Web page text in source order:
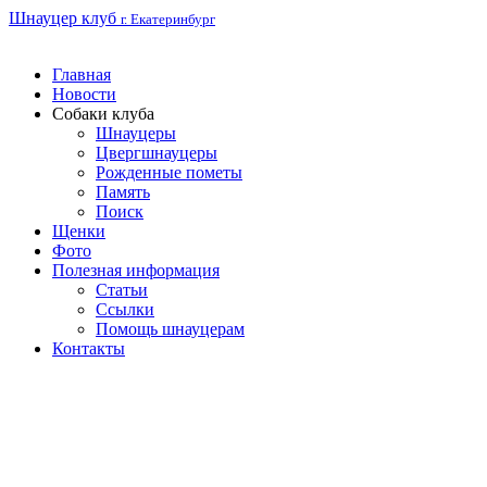
Шнауцер клуб г. Екатеринбург
Главная
Новости
Собаки клуба
Шнауцеры
Цвергшнауцеры
Рожденные пометы
Память
Поиск
Щенки
Фото
Полезная информация
Статьи
Ссылки
Помощь шнауцерам
Контакты